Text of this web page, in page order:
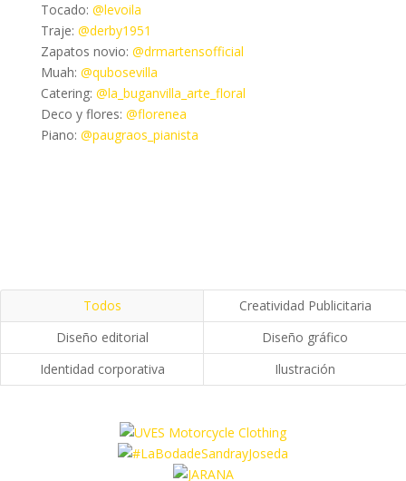
Tocado: @levoila
Traje: @derby1951
Zapatos novio: @drmartensofficial
Muah: @qubosevilla
Catering: @la_buganvilla_arte_floral
Deco y flores: @florenea
Piano: @paugraos_pianista
Todos
Creatividad Publicitaria
Diseño editorial
Diseño gráfico
Identidad corporativa
Ilustración